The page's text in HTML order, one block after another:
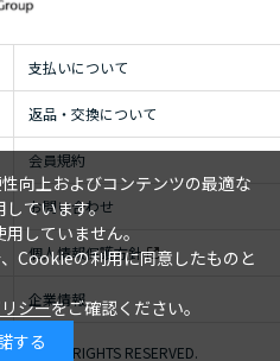
支払いについて
返品・交換について
会員規約
お問い合わせ
個人情報保護方針
企業情報
ALL RIGHTS RESERVED.
向上およびコンテンツの最適な
ています。
していません。
Cookieの利用に同意したものと
シーをご確認ください。
する